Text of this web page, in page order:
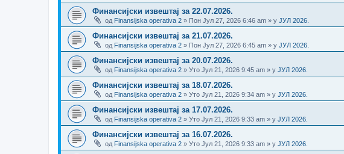
Финансијски извештај за 22.07.2026.
од Finansijska operativa 2 » Пон Јул 27, 2026 6:46 am » у ЈУЛ 2026.
Финансијски извештај за 21.07.2026.
од Finansijska operativa 2 » Пон Јул 27, 2026 6:45 am » у ЈУЛ 2026.
Финансијски извештај за 20.07.2026.
од Finansijska operativa 2 » Уто Јул 21, 2026 9:45 am » у ЈУЛ 2026.
Финансијски извештај за 18.07.2026.
од Finansijska operativa 2 » Уто Јул 21, 2026 9:34 am » у ЈУЛ 2026.
Финансијски извештај за 17.07.2026.
од Finansijska operativa 2 » Уто Јул 21, 2026 9:33 am » у ЈУЛ 2026.
Финансијски извештај за 16.07.2026.
од Finansijska operativa 2 » Уто Јул 21, 2026 9:33 am » у ЈУЛ 2026.